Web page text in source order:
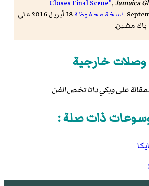
Closes Final Scene",Jamaica
نسخة محفوظة
18 أبريل 2016 على
باك مشين.
وصلات خارجية
على ويكي داتا تخص الفن
ذات صلة :